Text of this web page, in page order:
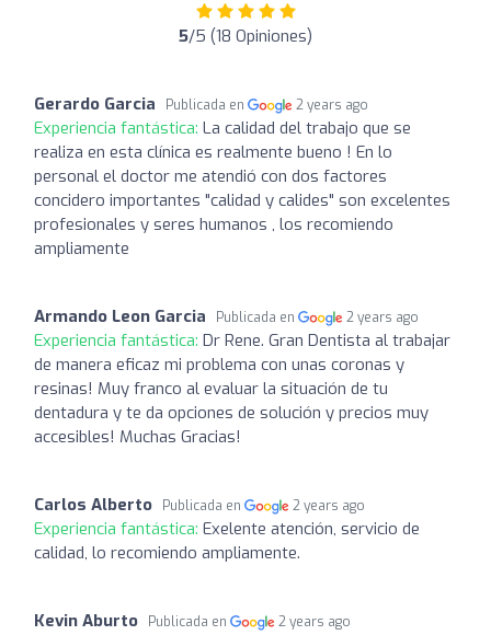
5/5 (18 Opiniones)
Gerardo Garcia Publicada en 2 years ago
Experiencia fantástica: La calidad del trabajo que se
realiza en esta clínica es realmente bueno ! En lo
personal el doctor me atendió con dos factores
concidero importantes "calidad y calides" son excelentes
profesionales y seres humanos , los recomiendo
ampliamente
Armando Leon Garcia Publicada en 2 years ago
Experiencia fantástica: Dr Rene. Gran Dentista al trabajar
de manera eficaz mi problema con unas coronas y
resinas! Muy franco al evaluar la situación de tu
dentadura y te da opciones de solución y precios muy
accesibles! Muchas Gracias!
Carlos Alberto Publicada en 2 years ago
Experiencia fantástica: Exelente atención, servicio de
calidad, lo recomiendo ampliamente.
Kevin Aburto Publicada en 2 years ago